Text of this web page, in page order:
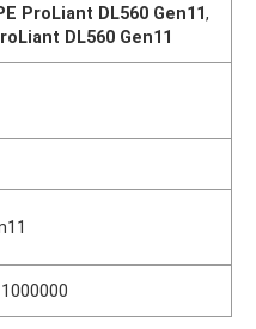
ProLiant DL560 Gen11,
DL560 Gen11